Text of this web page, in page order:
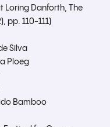
Loring Danforth, The
pp. 110-111)
Silva
Ploeg
Bamboo